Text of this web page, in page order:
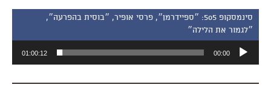
סינמסקופ 505: ״ספיידרמן״, פרסי אופיר, ״בוסית בהפרעה״,
״לגמור את הלילה״
אודיו
00:00
01:00:12